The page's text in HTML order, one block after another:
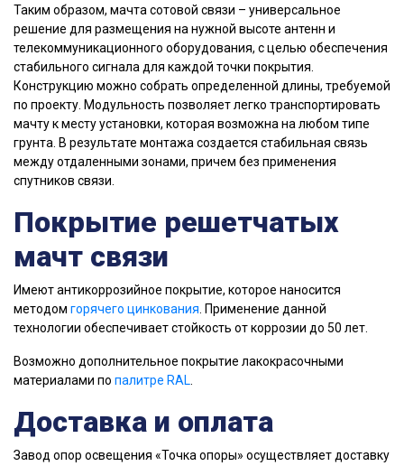
Таким образом, мачта сотовой связи – универсальное
решение для размещения на нужной высоте антенн и
телекоммуникационного оборудования, с целью обеспечения
стабильного сигнала для каждой точки покрытия.
Конструкцию можно собрать определенной длины, требуемой
по проекту. Модульность позволяет легко транспортировать
мачту к месту установки, которая возможна на любом типе
грунта. В результате монтажа создается стабильная связь
между отдаленными зонами, причем без применения
спутников связи.
Покрытие решетчатых
мачт связи
Имеют антикоррозийное покрытие, которое наносится
методом горячего цинкования . Применение данной
технологии обеспечивает стойкость от коррозии до 50 лет.
Возможно дополнительное покрытие лакокрасочными
материалами по палитре RAL
Доставка и оплата
Завод опор освещения «Точка опоры» осуществляет доставку